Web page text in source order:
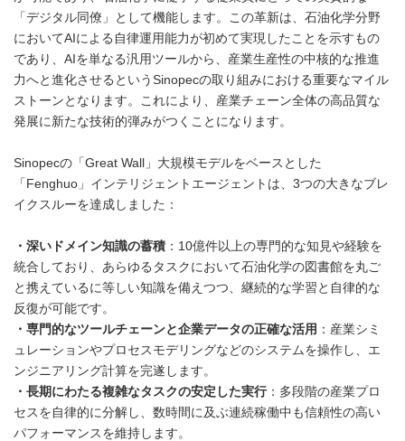
「デジタル同僚」として機能します。この革新は、石油化学分野
においてAIによる自律運用能力が初めて実現したことを示すもの
であり、AIを単なる汎用ツールから、産業生産性の中核的な推進
力へと進化させるというSinopecの取り組みにおける重要なマイル
ストーンとなります。これにより、産業チェーン全体の高品質な
発展に新たな技術的弾みがつくことになります。
Sinopecの「Great Wall」大規模モデルをベースとした
「Fenghuo」インテリジェントエージェントは、3つの大きなブレ
イクスルーを達成しました：
・深いドメイン知識の蓄積 ：10億件以上の専門的な知見や経験を
統合しており、あらゆるタスクにおいて石油化学の図書館を丸ご
と携えているに等しい知識を備えつつ、継続的な学習と自律的な
反復が可能です。
・専門的なツールチェーンと企業データの正確な活用 ：産業シミ
ュレーションやプロセスモデリングなどのシステムを操作し、エ
ンジニアリング計算を完遂します。
・長期にわたる複雑なタスクの安定した実行：多段階の産業プロ
セスを自律的に分解し、数時間に及ぶ連続稼働中も信頼性の高い
パフォーマンスを維持します。